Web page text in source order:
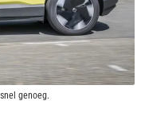
genoeg.